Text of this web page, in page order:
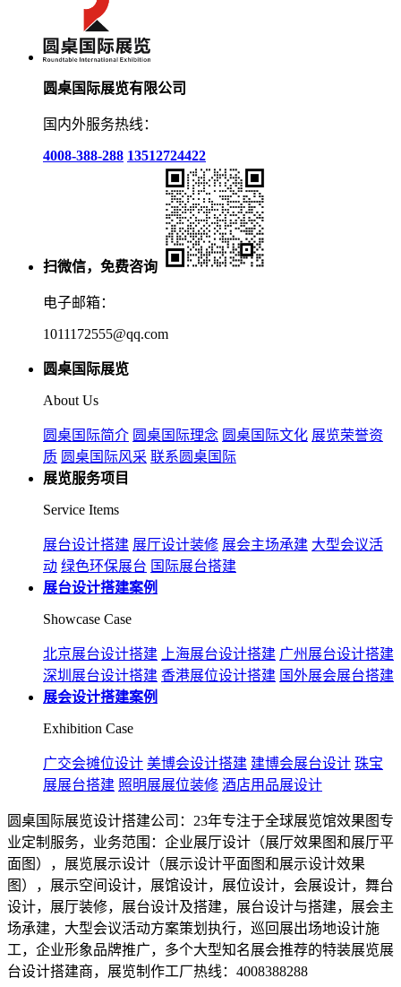
圆桌国际展览有限公司
国内外服务热线：
4008-388-288 13512724422
扫微信，免费咨询
电子邮箱：
1011172555@qq.com
圆桌国际展览
About Us
圆桌国际简介 圆桌国际理念 圆桌国际文化 展览荣誉资
质 圆桌国际风采 联系圆桌国际
展览服务项目
Service Items
展台设计搭建 展厅设计装修 展会主场承建 大型会议活
动 绿色环保展台 国际展台搭建
展台设计搭建案例
Showcase Case
北京展台设计搭建 上海展台设计搭建 广州展台设计搭建
深圳展台设计搭建 香港展位设计搭建 国外展会展台搭建
展会设计搭建案例
Exhibition Case
广交会摊位设计 美博会设计搭建 建博会展台设计 珠宝
展展台搭建 照明展展位装修 酒店用品展设计
圆桌国际展览设计搭建公司：23年专注于全球展览馆效果图专
业定制服务，业务范围：企业展厅设计（展厅效果图和展厅平
面图），展览展示设计（展示设计平面图和展示设计效果
图），展示空间设计，展馆设计，展位设计，会展设计，舞台
设计，展厅装修，展台设计及搭建，展台设计与搭建，展会主
场承建，大型会议活动方案策划执行，巡回展出场地设计施
工，企业形象品牌推广，多个大型知名展会推荐的特装展览展
台设计搭建商，展览制作工厂热线：4008388288